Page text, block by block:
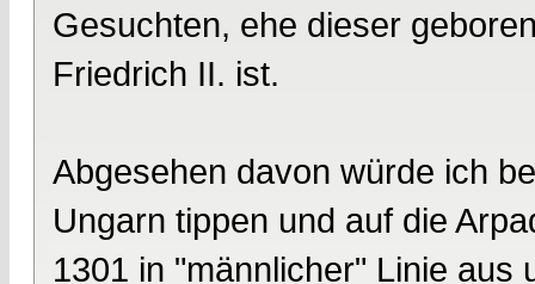
Gesuchten, ehe dieser
Friedrich II. ist.
Abgesehen davon würde ich
Ungarn tippen und auf die
1301 in "männlicher" Linie aus